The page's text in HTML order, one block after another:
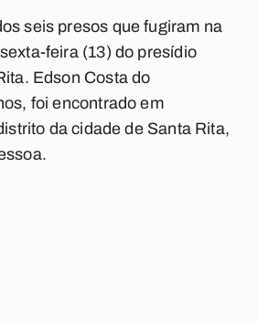
seis presos que fugiram na
feira (13) do presídio
Edson Costa do
foi encontrado em
da cidade de Santa Rita,